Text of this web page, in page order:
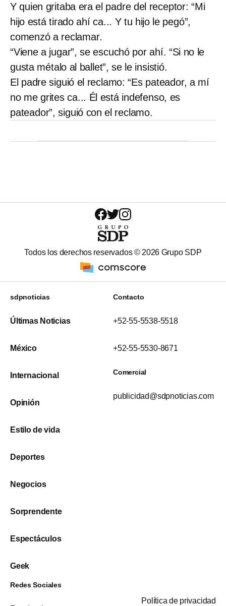
Y quien gritaba era el padre del receptor: “Mi
hijo está tirado ahí ca... Y tu hijo le pegó”,
comenzó a reclamar.
“Viene a jugar”, se escuchó por ahí. “Si no le
gusta métalo al ballet”, se le insistió.
El padre siguió el reclamo: “Es pateador, a mí
no me grites ca... Él está indefenso, es
pateador”, siguió con el reclamo.
Todos los derechos reservados © 2026 Grupo SDP
sdpnoticias
Últimas Noticias
México
Internacional
Opinión
Estilo de vida
Deportes
Negocios
Sorprendente
Espectáculos
Geek
Contacto
+52-55-5538-5518
+52-55-5530-8671
Comercial
publicidad@sdpnoticias.com
Redes Sociales
Política de privacidad